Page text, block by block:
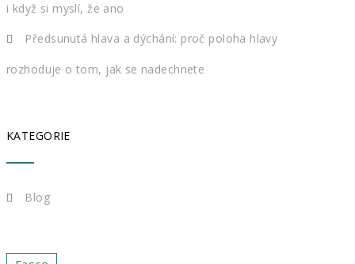
i když si myslí, že ano
Předsunutá hlava a dýchání: proč poloha hlavy
rozhoduje o tom, jak se nadechnete
KATEGORIE
Blog